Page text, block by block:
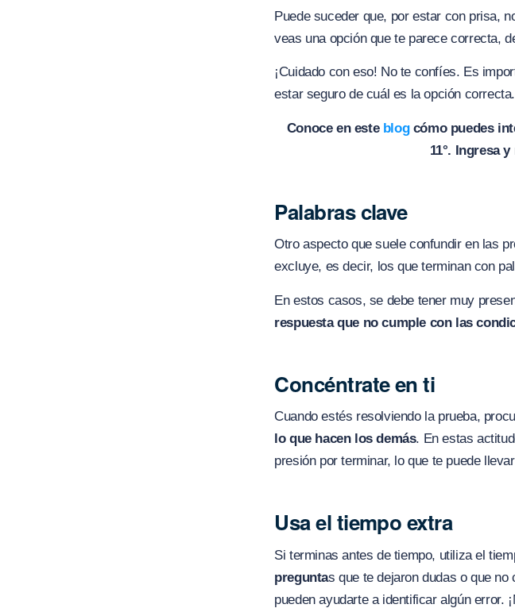
Puede suceder que, por estar con prisa,
veas una opción que te parece correcta,
¡Cuidado con eso! No te confíes. Es
estar seguro de cuál es la opción
Conoce en este blogcómo puedes
11°. Ingresa y
Palabras clave
Otro aspecto que suele confundir en las
excluye, es decir, los que terminan con
En estos casos, se debe tener muy
respuesta que no cumple con las
Concéntrate en ti
Cuando estés resolviendo la prueba,
lo que hacen los demás. En estas
presión por terminar, lo que te puede
Usa el tiempo extra
Si terminas antes de tiempo, utiliza el
preguntas que te dejaron dudas o que
pueden ayudarte a identificar algún error.